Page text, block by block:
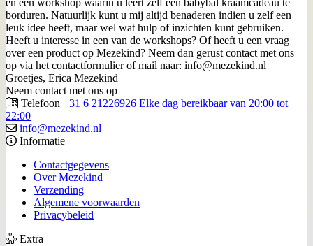
en een workshop waarin u leert zelf een babybal kraamcadeau te
borduren. Natuurlijk kunt u mij altijd benaderen indien u zelf een
leuk idee heeft, maar wel wat hulp of inzichten kunt gebruiken.
Heeft u interesse in een van de workshops? Of heeft u een vraag
over een product op Mezekind? Neem dan gerust contact met ons
op via het contactformulier of mail naar: info@mezekind.nl
Groetjes, Erica Mezekind
Neem contact met ons op
Telefoon +31 6 21226926 Elke dag bereikbaar van 20:00 tot
22:00
info@mezekind.nl
Informatie
Contactgegevens
Over Mezekind
Verzending
Algemene voorwaarden
Privacybeleid
Extra